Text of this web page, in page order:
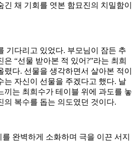
긴 채 기회를 엿본 함묘진의 치밀함이
기다리고 있었다. 부모님이 잠든 추
은 “선물 받아본 적 있어?”라는 최희
렸다. 선물을 생각하면서 살아본 적이
는 자신이 선물을 주겠다고 했다. 날
끼는 최희수가 테이블 위에 과도를 놓
의 복수를 돕는 의도였던 것이다.
완벽하게 소화하며 극을 이끈 서지